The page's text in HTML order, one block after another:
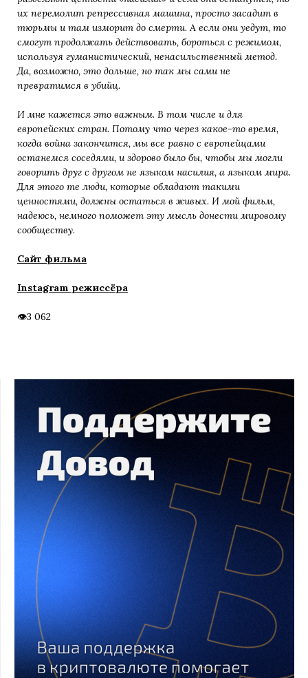
их перемолит репрессивная машина, просто засадит в
тюрьмы и там изморит до смерти. А если они уедут, то
смогут продолжать действовать, бороться с режимом,
используя гуманистический, ненасильственный метод.
Да, возможно, это дольше, но так мы сами не
превратимся в убийц.
И мне кажется это важным. В том числе и для
европейских стран. Потому что через какое-то время,
когда война закончится, мы все равно с европейцами
останемся соседями, и здорово было бы, чтобы мы могли
говорить друг с другом не языком насилия, а языком мира.
Для этого те люди, которые обладают такими
ценностями, должны остаться в живых. И мой фильм,
надеюсь, немного поможет эту мысль донести мировому
сообществу.
Сайт фильма
Instagram режиссёра
3 062